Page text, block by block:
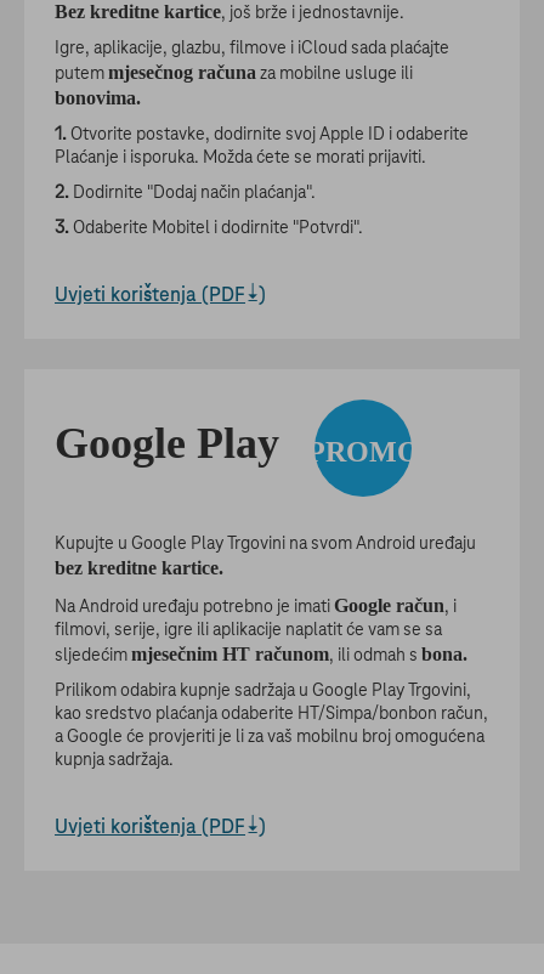
Bez kreditne kartice, još brže i jednostavnije.
Igre, aplikacije, glazbu, filmove i iCloud sada plaćajte
putemmjesečnog računa za mobilne usluge ili
bonovima.
Otvorite postavke, dodirnite svoj Apple ID i odaberite
Plaćanje i isporuka. Možda ćete se morati prijaviti.
Dodirnite "Dodaj način plaćanja".
Odaberite Mobitel i dodirnite "Potvrdi".
Uvjeti korištenja (PDF )
Google Play PROMO
Kupujte u Google Play Trgovini na svom Android uređaju
bez kreditne kartice.
Na Android uređaju potrebno je imatiGoogle račun, i
filmovi, serije, igre ili aplikacije naplatit će vam se sa
sljedećimmjesečnim HT računom, ili odmah s bona.
Prilikom odabira kupnje sadržaja u Google Play Trgovini,
kao sredstvo plaćanja odaberite HT/Simpa/bonbon račun,
a Google će provjeriti je li za vaš mobilnu broj omogućena
kupnja sadržaja.
Uvjeti korištenja (PDF )